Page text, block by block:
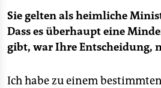
Sie gelten als heimliche
Dass es überhaupt eine
gibt, war Ihre Entscheidung,
Ich habe zu einem